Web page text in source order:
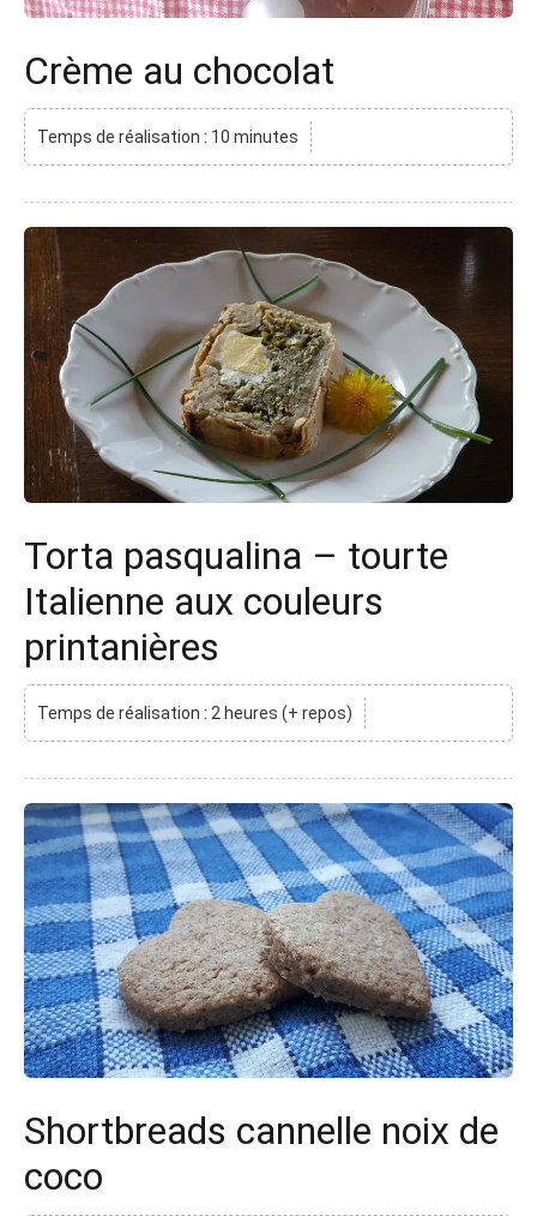
Crème au chocolat
Temps de réalisation : 10 minutes
Torta pasqualina – tourte
Italienne aux couleurs
printanières
Temps de réalisation : 2 heures (+ repos)
Shortbreads cannelle noix de
coco